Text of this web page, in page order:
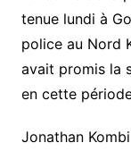
tenue lundi à
police au Nord
avait promis la
en cette
Jonathan Kombi